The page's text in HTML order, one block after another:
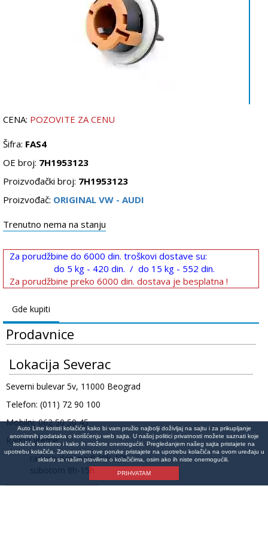
CENA: POZOVITE ZA CENU
Šifra: FAS4
OE broj: 7H1953123
Proizvođački broj: 7H1953123
Proizvođač: ORIGINAL VW - AUDI
Trenutno nema na stanju
Za porudžbine do 6000 din. troškovi dostave su:
do 5 kg - 420 din. / do 15 kg - 552 din.
Za porudžbine preko 6000 din. dostava je besplatna !
Gde kupiti
Prodavnice
Lokacija Severac
Severni bulevar 5v, 11000 Beograd
Telefon: (011) 72 90 100
Mobilni: 062 50 50 45
Radno vreme:
radnim danima 8:30h-17h
subotom 8h-15h
Auto Line koristi kolačiće kako bi vam pružio najbolji doživljaj na sajtu i za prikupljanje
anonimnih podataka o korišćenju web sajta. U našoj politici privatnosti možete saznati koje
kolačiće koristimo i kako ih možete onemogućiti. Pregledanjem našeg sajta pristajete na
upotrebu kolačića. Zatvaranjem ove poruke pristajete na upotrebu kolačića na ovom uređaju u
skladu sa našim pravilima o kolačićima, osim ako ih niste onemogućili.
PRIHVATAM